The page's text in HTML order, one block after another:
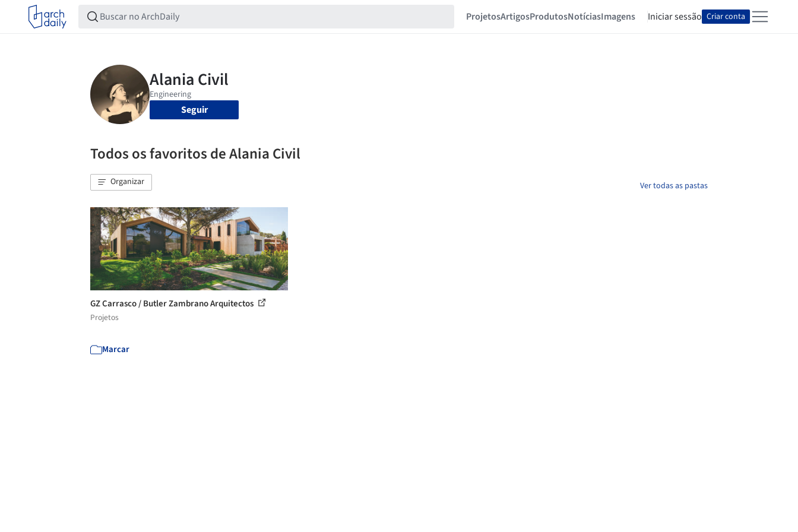
ProjetosArtigosProdutosNotíciasImagens Iniciar sessão Criar conta
Seguir
Todos os favoritos de Alania Civil
Organizar Ver todas as pastas
GZ Carrasco / Butler Zambrano Arquitectos
Projetos
Marcar